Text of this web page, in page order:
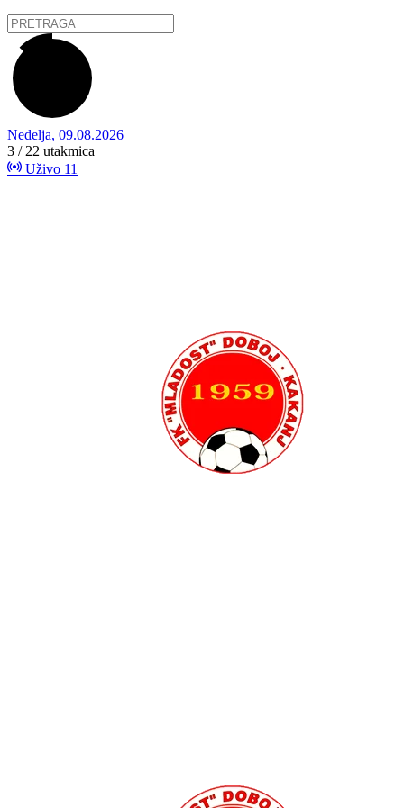
Nedelja, 09.08.2026
3 / 22 utakmica
Uživo 11